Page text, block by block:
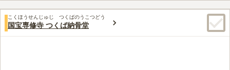
口コミ評価
この霊園はまだ誰からも評価されていません。
こくほうせんじゅじ つくばのうこつどう
国宝専修寺 つくば納骨堂